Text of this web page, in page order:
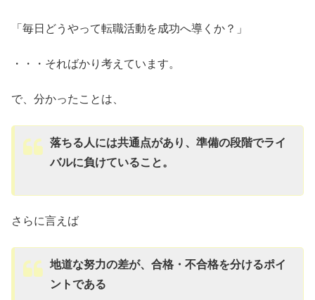
「毎日どうやって転職活動を成功へ導くか？」
・・・そればかり考えています。
で、分かったことは、
落ちる人には共通点があり、準備の段階でライ
バルに負けていること。
さらに言えば
地道な努力の差が、合格・不合格を分けるポイ
ントである